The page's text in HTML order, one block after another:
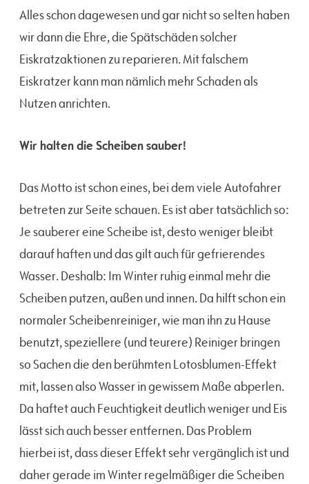
Alles schon dagewesen und gar nicht so selten haben
wir dann die Ehre, die Spätschäden solcher
Eiskratzaktionen zu reparieren. Mit falschem
Eiskratzer kann man nämlich mehr Schaden als
Nutzen anrichten.
Wir halten die Scheiben sauber!
Das Motto ist schon eines, bei dem viele Autofahrer
betreten zur Seite schauen. Es ist aber tatsächlich so:
Je sauberer eine Scheibe ist, desto weniger bleibt
darauf haften und das gilt auch für gefrierendes
Wasser. Deshalb: Im Winter ruhig einmal mehr die
Scheiben putzen, außen und innen. Da hilft schon ein
normaler Scheibenreiniger, wie man ihn zu Hause
benutzt, speziellere (und teurere) Reiniger bringen
so Sachen die den berühmten Lotosblumen-Effekt
mit, lassen also Wasser in gewissem Maße abperlen.
Da haftet auch Feuchtigkeit deutlich weniger und Eis
lässt sich auch besser entfernen. Das Problem
hierbei ist, dass dieser Effekt sehr vergänglich ist und
daher gerade im Winter regelmäßiger die Scheiben